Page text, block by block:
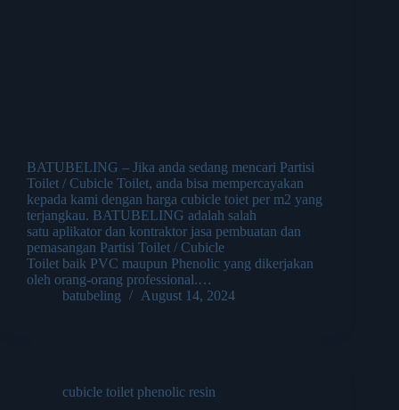
BATUBELING – Jika anda sedang mencari Partisi
Toilet / Cubicle Toilet, anda bisa mempercayakan
kepada kami dengan harga cubicle toiet per m2 yang
terjangkau. BATUBELING adalah salah
satu aplikator dan kontraktor jasa pembuatan dan
pemasangan Partisi Toilet / Cubicle
Toilet baik PVC maupun Phenolic yang dikerjakan
oleh orang-orang professional.…
batubeling
August 14, 2024
cubicle toilet phenolic resin